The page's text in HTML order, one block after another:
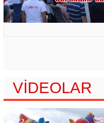
VİDEOLAR